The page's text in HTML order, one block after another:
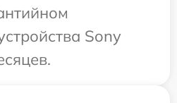
Sony